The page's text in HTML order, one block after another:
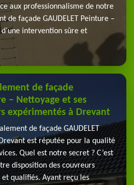
aux professionnalisme de notre
de façade GAUDELET Peinture –
intervention sûre et
de façade
– Nettoyage et ses
expérimentés à Drevant
de façade GAUDELET
est réputée pour la qualité
Quel est notre secret ? C’est
disposition des couvreurs
qualifiés. Ayant reçu les